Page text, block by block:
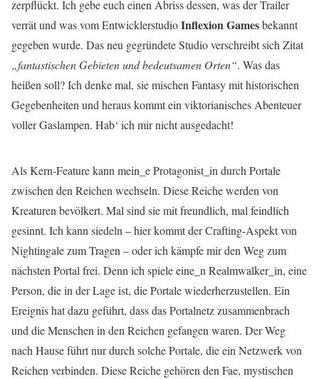
zerpflückt. Ich gebe euch einen Abriss dessen, was der Trailer
verrät und was vom EntwicklerstudioInflexion Gamesbekannt
gegeben wurde. Das neu gegründete Studio verschreibt sich Zitat
„fantastischen Gebieten und bedeutsamen Orten“. Was das
heißen soll? Ich denke mal, sie mischen Fantasy mit historischen
Gegebenheiten und heraus kommt ein viktorianisches Abenteuer
voller Gaslampen. Hab‘ ich mir nicht ausgedacht!
Als Kern-Feature kann mein_e Protagonist_in durch Portale
zwischen den Reichen wechseln. Diese Reiche werden von
Kreaturen bevölkert. Mal sind sie mit freundlich, mal feindlich
gesinnt. Ich kann siedeln – hier kommt der Crafting-Aspekt von
Nightingale zum Tragen – oder ich kämpfe mir den Weg zum
nächsten Portal frei. Denn ich spiele eine_n Realmwalker_in, eine
Person, die in der Lage ist, die Portale wiederherzustellen. Ein
Ereignis hat dazu geführt, dass das Portalnetz zusammenbrach
und die Menschen in den Reichen gefangen waren. Der Weg
nach Hause führt nur durch solche Portale, die ein Netzwerk von
Reichen verbinden. Diese Reiche gehören den Fae, mystischen